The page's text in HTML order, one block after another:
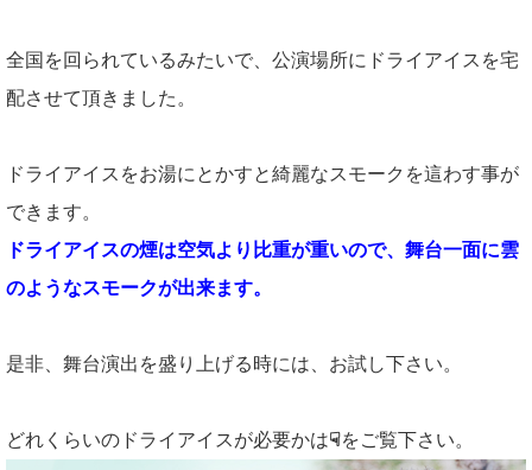
全国を回られているみたいで、公演場所にドライアイスを宅
配させて頂きました。
ドライアイスをお湯にとかすと綺麗なスモークを這わす事が
できます。
ドライアイスの煙は空気より比重が重いので、舞台一面に雲
のようなスモークが出来ます。
是非、舞台演出を盛り上げる時には、お試し下さい。
どれくらいのドライアイスが必要かは☟をご覧下さい。